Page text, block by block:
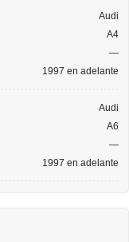
Audi
A4
—
1997 en adelante
Audi
A6
—
1997 en adelante